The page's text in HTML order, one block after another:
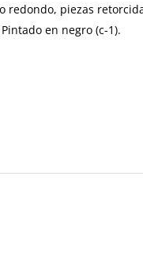
redondo, piezas
en negro (c-1).